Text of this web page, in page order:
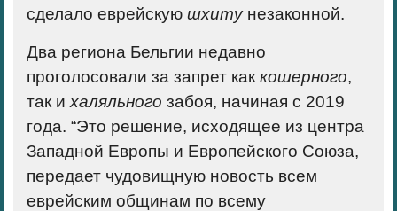
сделало еврейскую шхитунезаконной.
Два региона Бельгии недавно
проголосовали за запрет как кошерного,
так и халяльного забоя, начиная с 2019
года. “Это решение, исходящее из центра
Западной Европы и Европейского Союза,
передает чудовищную новость всем
еврейским общинам по всему